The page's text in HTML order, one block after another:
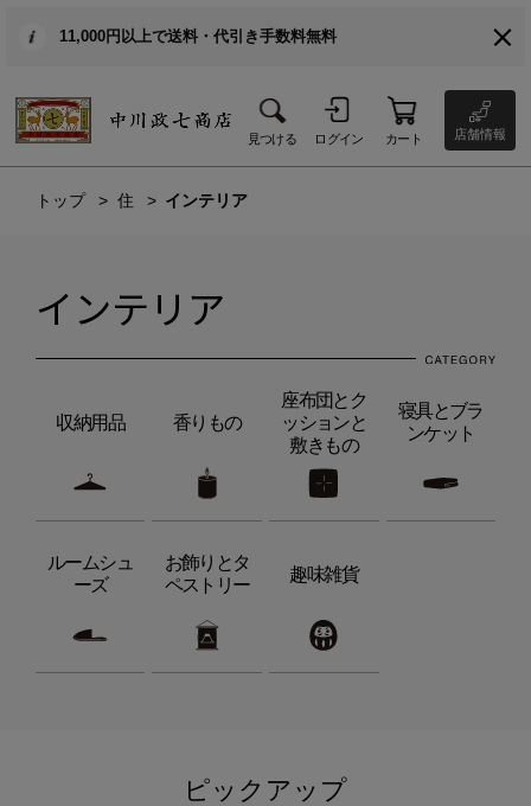
11,000円以上で送料・代引き手数料無料
見つける ログイン カート 店舗情報
トップ 住 インテリア
インテリア
収納用品 香りもの
座布団とク
ッションと
敷きもの
寝具とブラ
ンケット
ルームシュ
ーズ
お飾りとタ
ペストリー
趣味雑貨
ピックアップ